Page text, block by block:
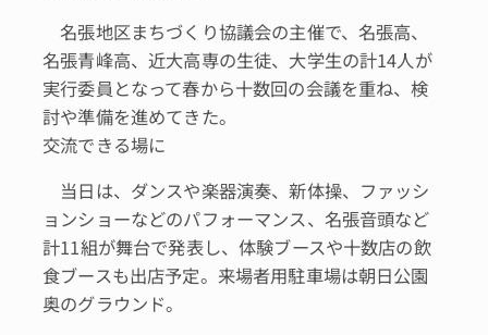
名張地区まちづくり協議会の主催で、名張高、
名張青峰高、近大高専の生徒、大学生の計14人が
実行委員となって春から十数回の会議を重ね、検
討や準備を進めてきた。
交流できる場に
当日は、ダンスや楽器演奏、新体操、ファッシ
ョンショーなどのパフォーマンス、名張音頭など
計11組が舞台で発表し、体験ブースや十数店の飲
食ブースも出店予定。来場者用駐車場は朝日公園
奥のグラウンド。